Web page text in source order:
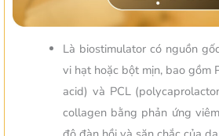
Là biostimulator có nguồn
vi hạt hoặc bột mịn, bao gồm
acid) và PCL
collagen bằng phản ứng